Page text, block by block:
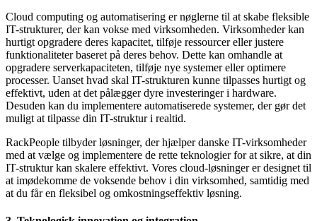
Cloud computing og automatisering er nøglerne til at skabe fleksible
IT-strukturer, der kan vokse med virksomheden. Virksomheder kan
hurtigt opgradere deres kapacitet, tilføje ressourcer eller justere
funktionaliteter baseret på deres behov. Dette kan omhandle at
opgradere serverkapaciteten, tilføje nye systemer eller optimere
processer. Uanset hvad skal IT-strukturen kunne tilpasses hurtigt og
effektivt, uden at det pålægger dyre investeringer i hardware.
Desuden kan du implementere automatiserede systemer, der gør det
muligt at tilpasse din IT-struktur i realtid.
RackPeople tilbyder løsninger, der hjælper danske IT-virksomheder
med at vælge og implementere de rette teknologier for at sikre, at din
IT-struktur kan skalere effektivt. Vores cloud-løsninger er designet til
at imødekomme de voksende behov i din virksomhed, samtidig med
at du får en fleksibel og omkostningseffektiv løsning.